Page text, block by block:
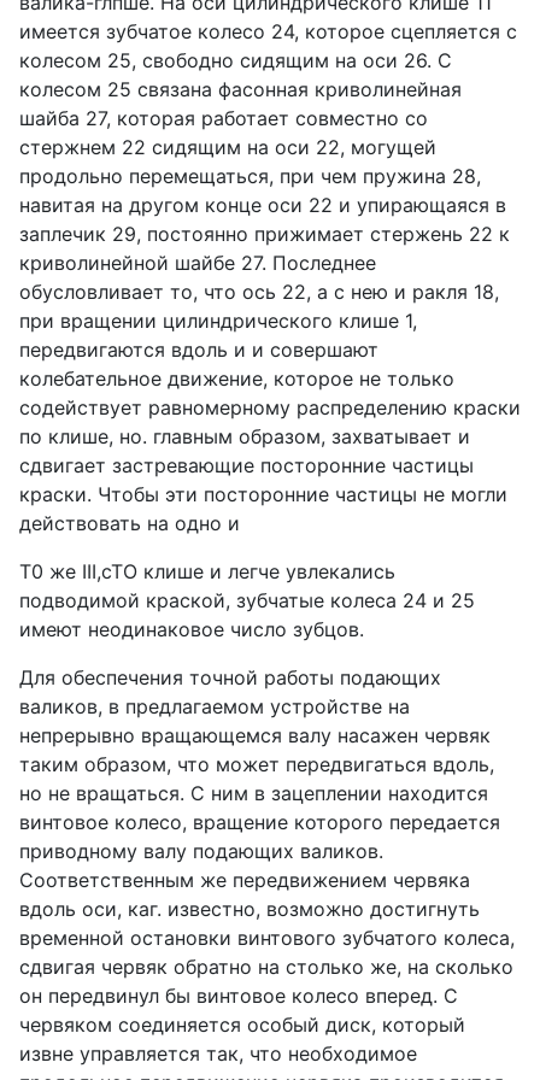
имеется зубчатое колесо 24, которое сцепляется с
колесом 25, свободно сидящим на оси 26. С
колесом 25 связана фасонная криволинейная
шайба 27, которая работает совместно со
стержнем 22 сидящим на оси 22, могущей
продольно перемещаться, при чем пружина 28,
навитая на другом конце оси 22 и упирающаяся в
заплечик 29, постоянно прижимает стержень 22 к
криволинейной шайбе 27. Последнее
обусловливает то, что ось 22, а с нею и ракля 18,
при вращении цилиндрического клише 1,
передвигаются вдоль и и совершают
колебательное движение, которое не только
содействует равномерному распределению краски
по клише, но. главным образом, захватывает и
сдвигает застревающие посторонние частицы
краски. Чтобы эти посторонние частицы не могли
действовать на одно и
Т0 же III,cTO клише и легче увлекались
подводимой краской, зубчатые колеса 24 и 25
имеют неодинаковое число зубцов.
Для обеспечения точной работы подающих
валиков, в предлагаемом устройстве на
непрерывно вращающемся валу насажен червяк
таким образом, что может передвигаться вдоль,
но не вращаться. С ним в зацеплении находится
винтовое колесо, вращение которого передается
приводному валу подающих валиков.
Соответственным же передвижением червяка
вдоль оси, каг. известно, возможно достигнуть
временной остановки винтового зубчатого колеса,
сдвигая червяк обратно на столько же, на сколько
он передвинул бы винтовое колесо вперед. С
червяком соединяется особый диск, который
извне управляется так, что необходимое